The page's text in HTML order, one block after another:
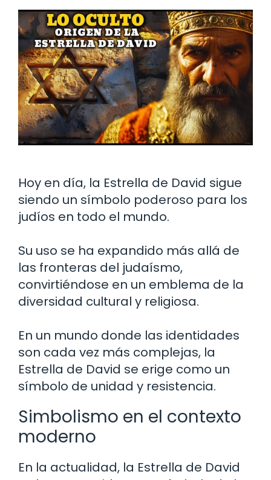
Hoy en día, la Estrella de David sigue
siendo un símbolo poderoso para los
judíos en todo el mundo.
Su uso se ha expandido más allá de
las fronteras del judaísmo,
convirtiéndose en un emblema de la
diversidad cultural y religiosa.
En un mundo donde las identidades
son cada vez más complejas, la
Estrella de David se erige como un
símbolo de unidad y resistencia.
Simbolismo en el contexto
moderno
En la actualidad, la Estrella de David